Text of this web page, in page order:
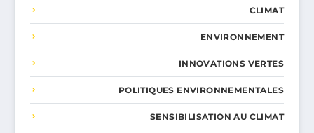
CLIMAT
ENVIRONNEMENT
INNOVATIONS VERTES
POLITIQUES ENVIRONNEMENTALES
SENSIBILISATION AU CLIMAT